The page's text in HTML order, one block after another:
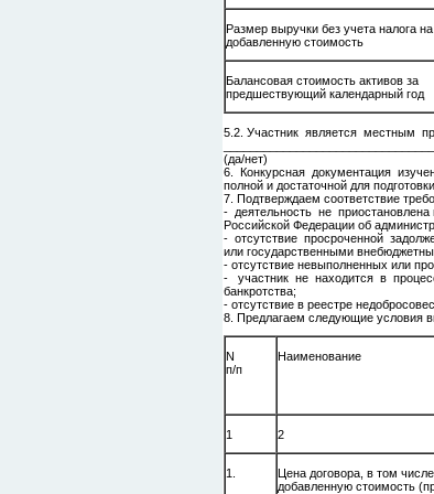
Размер выручки без учета налога
добавленную стоимость
Балансовая стоимость активов за
предшествующий календарный
5.2. Участник является местным
(да/нет)
6. Конкурсная документация
полной и достаточной для
7. Подтверждаем соответствие
- деятельность не приостановлена
Российской Федерации об
- отсутствие просроченной
или государственными
- отсутствие невыполненных или
- участник не находится в
банкротства;
- отсутствие в реестре
8. Предлагаем следующие условия
N
п/п
Наименование
1 2
1.
Цена договора, в том
добавленную стоимость